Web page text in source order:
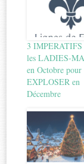
3 IMPERATIFS
les LADIES-
en Octobre
EXPLOSER en
Décembre